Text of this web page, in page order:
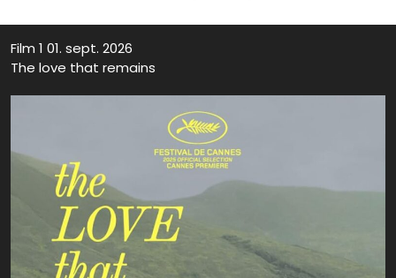
Film 1 01. sept. 2026
The love that remains